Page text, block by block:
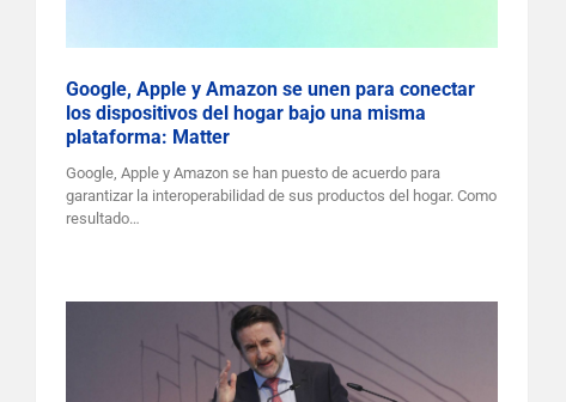
Google, Apple y Amazon se unen para conectar
los dispositivos del hogar bajo una misma
plataforma: Matter
Google, Apple y Amazon se han puesto de acuerdo para
garantizar la interoperabilidad de sus productos del hogar. Como
resultado…